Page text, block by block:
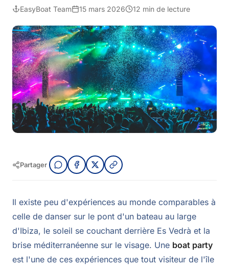
EasyBoat Team 15 mars 2026 12 min de lecture
Partager
Il existe peu d'expériences au monde comparables à
celle de danser sur le pont d'un bateau au large
d'Ibiza, le soleil se couchant derrière Es Vedrà et la
brise méditerranéenne sur le visage. Une boat party
est l'une de ces expériences que tout visiteur de l'île